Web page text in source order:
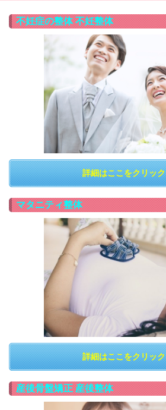
不妊症の整体 不妊整体
詳細はここをクリック
マタニティ整体
詳細はここをクリック
産後骨盤矯正 産後整体